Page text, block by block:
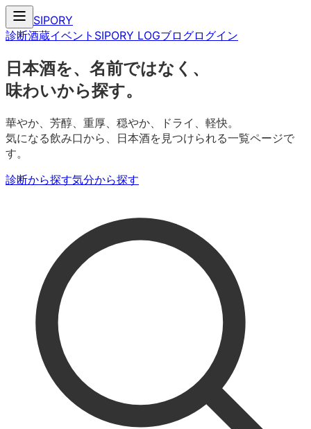
SIPORY
診断酒蔵イベント SIPORY LOGブログログイン
日本酒を、名前ではなく、
味わいから探す。
華やか、芳醇、重厚、穏やか、ドライ、軽快。
気になる飲み口から、日本酒を見つけられる一覧ページで
す。
診断から探す気分から探す